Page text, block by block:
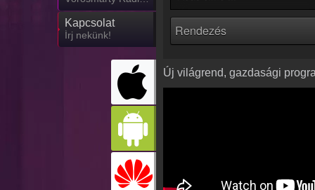
Kapcsolat
Írj nekünk!
Új világrend, gazdasági